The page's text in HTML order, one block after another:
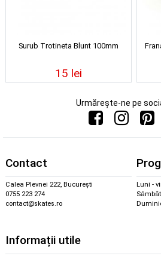
Surub Trotineta Blunt 100mm
15 lei
Urmărește-ne pe
Contact
Calea Plevnei 222, București
0755 223 274
contact@skates.ro
Luni -
Informații utile